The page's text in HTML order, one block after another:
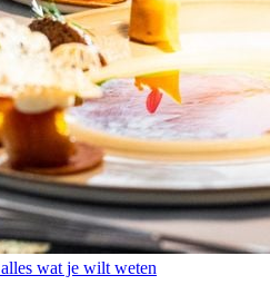
wat je wilt weten